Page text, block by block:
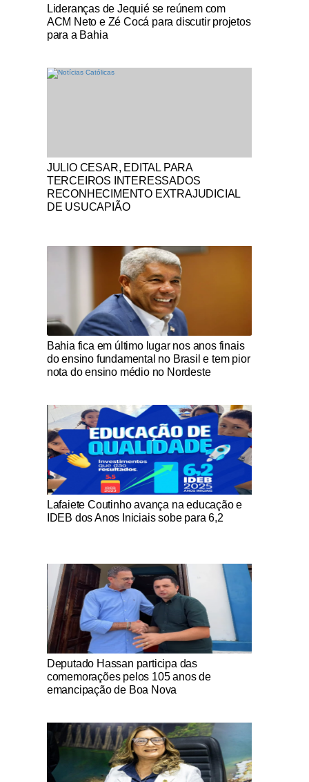
Notícias Católicas
Lideranças de Jequié se reúnem com
ACM Neto e Zé Cocá para discutir projetos
para a Bahia
Notícias Católicas
JULIO CESAR, EDITAL PARA
TERCEIROS INTERESSADOS
RECONHECIMENTO EXTRAJUDICIAL
DE USUCAPIÃO
Notícias Católicas
Bahia fica em último lugar nos anos finais
do ensino fundamental no Brasil e tem pior
nota do ensino médio no Nordeste
Notícias Católicas
Lafaiete Coutinho avança na educação e
IDEB dos Anos Iniciais sobe para 6,2
Notícias Católicas
Deputado Hassan participa das
comemorações pelos 105 anos de
emancipação de Boa Nova